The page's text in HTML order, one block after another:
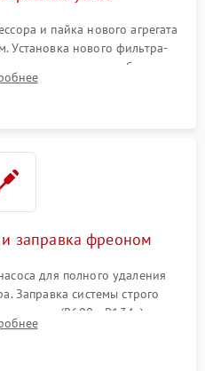
и пайка нового агрегата
нового фильтра-
вентиляторов обдува,
дверных петель.
заправка фреоном
для полного удаления
Заправка системы строго
(R600a, R134a) по
давления в системе.